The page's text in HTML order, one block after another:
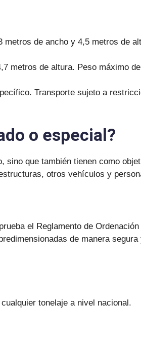
de ancho y 4,5 metros de
metros de altura. Peso máximo
Transporte sujeto a
o especial?
sino que también tienen como
otros vehículos y
el Reglamento de
de manera segura
tonelaje a nivel nacional.